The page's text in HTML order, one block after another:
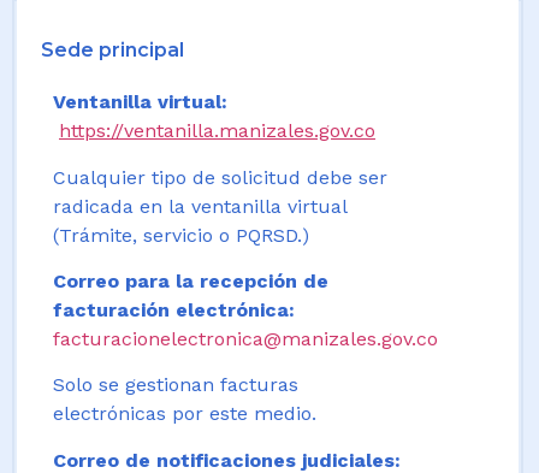
Sede principal
Ventanilla virtual:
https://ventanilla.manizales.gov.co
Cualquier tipo de solicitud debe ser
radicada en la ventanilla virtual
(Trámite, servicio o PQRSD.)
Correo para la recepción de
facturación electrónica:
facturacionelectronica@manizales.gov.co
Solo se gestionan facturas
electrónicas por este medio.
Correo de notificaciones judiciales: